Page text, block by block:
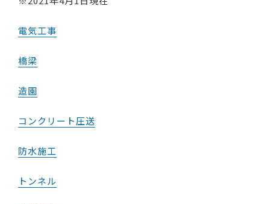
電気工事
橋梁
造園
コンクリート圧送
防水施工
トンネル